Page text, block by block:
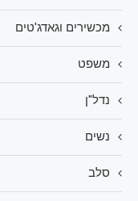
מכשירים וגאדג'טים
משפט
נדל"ן
נשים
סלב